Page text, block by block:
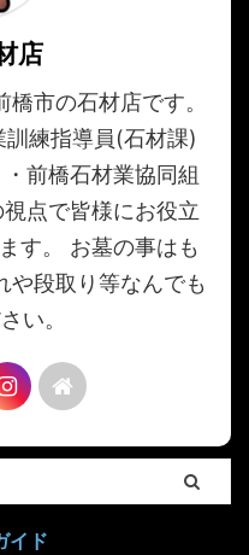
店
市の石材店です。
訓練指導員(石材課)
前橋石材業協同組
点で皆様にお役立
す。 お墓の事はも
や段取り等なんでも
い。
イド